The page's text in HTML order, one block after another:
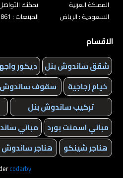
المملكة العربية
السعودية : الرياض
المبيعات : 0551033861
الاقسام
شقق ساندوش بنل ديكور
خيام زجاجية
سقوف ساندوش
تركيب ساندوش بنل
مباني اسمنت بورد
مباني
هناجر شينكو
هناجر ساندوش
codarby